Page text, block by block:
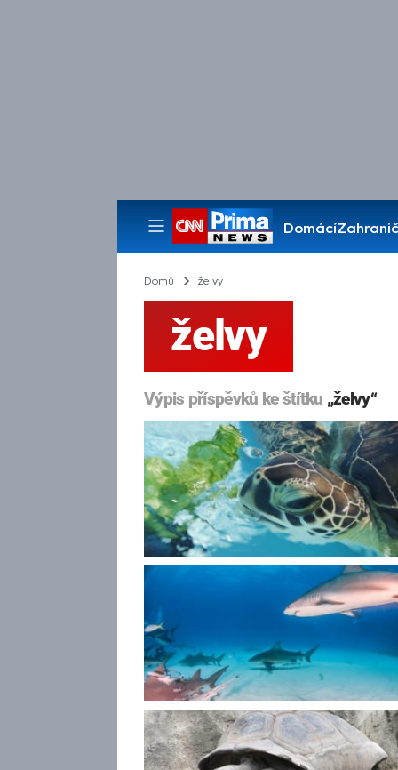
Domácí
Pořady
Domů želvy
želvy
Výpis příspěvků ke štítku „želvy“